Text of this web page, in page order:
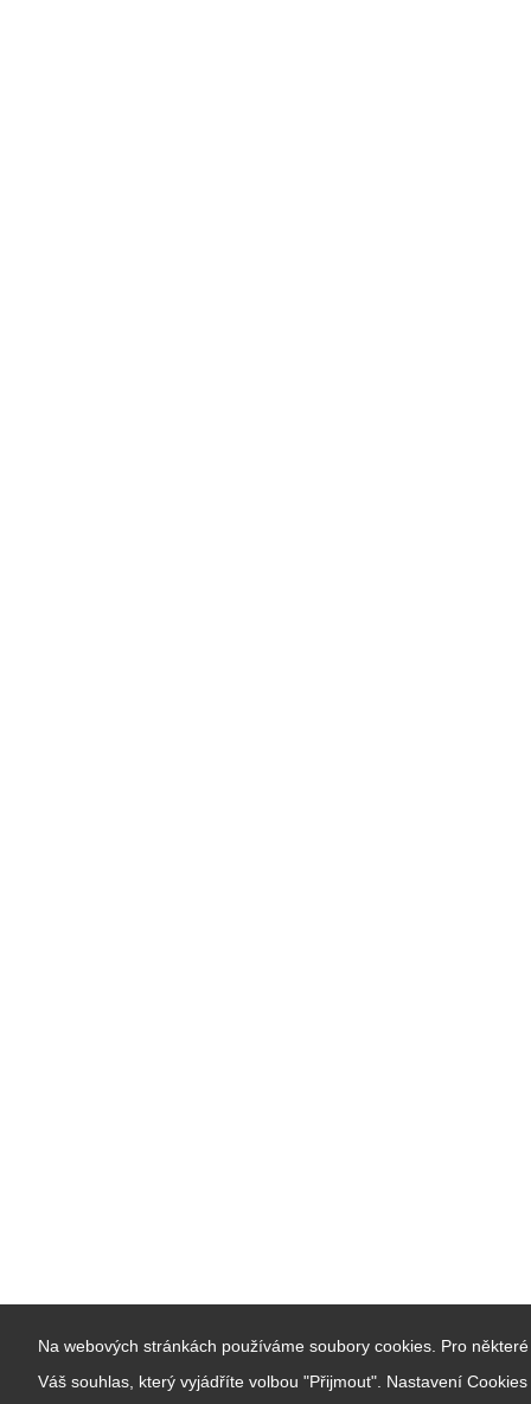
Na webových stránkách používáme soubory cookies. Pro
Váš souhlas, který vyjádříte volbou "Přijmout". Nastavení